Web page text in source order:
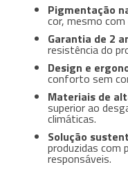
Pigmentação
cor, mesmo
Garantia de 2
resistência do
Design e
conforto sem
Materiais de
superior ao
climáticas.
Solução
produzidas com
responsáveis.